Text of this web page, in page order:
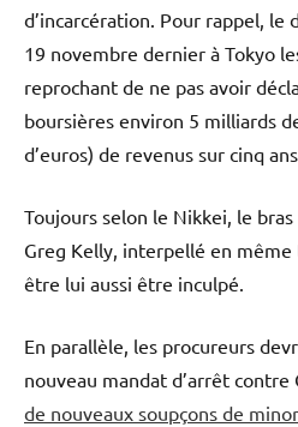
d’incarcération. Pour rappel,
19 novembre dernier à Tokyo
reprochant de ne pas avoir
boursières environ 5 milliards
d’euros) de revenus sur cinq
Toujours selon le Nikkei, le
Greg Kelly, interpellé en
être lui aussi être inculpé.
En parallèle, les procureurs
nouveau mandat d’arrêt contre
de nouveaux soupçons de